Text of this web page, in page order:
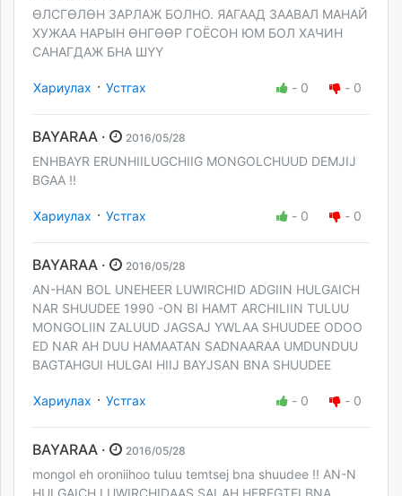
ӨЛСГӨЛӨН ЗАРЛАЖ БОЛНО. ЯАГААД ЗААВАЛ МАНАЙ
ХУЖАА НАРЫН ӨНГӨӨР ГОЁСОН ЮМ БОЛ ХАЧИН
САНАГДАЖ БНА ШҮҮ
Хариулах · Устгах - 0 - 0
BAYARAA · 2016/05/28
ENHBAYR ERUNHIILUGCHIIG MONGOLCHUUD DEMJIJ
BGAA !!
Хариулах · Устгах - 0 - 0
BAYARAA · 2016/05/28
AN-HAN BOL UNEHEER LUWIRCHID ADGIIN HULGAICH
NAR SHUUDEE 1990 -ON BI HAMT ARCHILIIN TULUU
MONGOLIIN ZALUUD JAGSAJ YWLAA SHUUDEE ODOO
ED NAR AH DUU HAMAATAN SADNAARAA UMDUNDUU
BAGTAHGUI HULGAI HIIJ BAYJSAN BNA SHUUDEE
Хариулах · Устгах - 0 - 0
BAYARAA · 2016/05/28
mongol eh oroniihoo tuluu temtsej bna shuudee !! AN-N
HULGAICH LUWIRCHIDAAS SALAH HEREGTEI BNA.